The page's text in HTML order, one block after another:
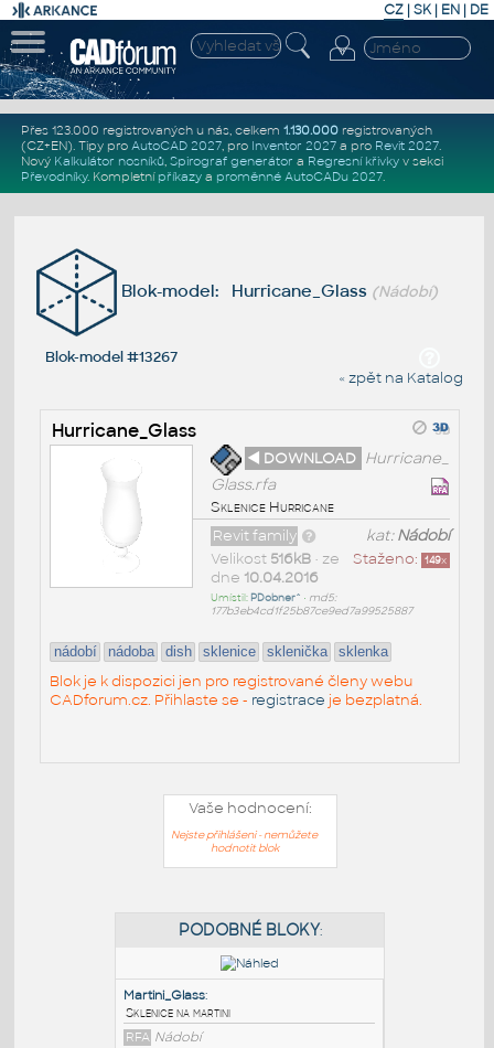
CZ | SK| EN | DE
Přes 123.000 registrovaných u nás, celkem 1.130.000registrovaných
(CZ+EN). Tipy pro AutoCAD 2027, pro Inventor 2027a pro Revit 2027.
Nový Kalkulátor nosníků, Spirograf generátor a Regresní křivkyv sekci
Převodníky. Kompletní příkazya proměnné AutoCADu 2027.
Blok-model: Hurricane_Glass (Nádobí)
Blok-model #13267
« zpět na Katalog
Hurricane_Glass
◄ DOWNLOAD Hurricane_
Glass.rfa
Sklenice Hurricane
kat:Nádobí
Revit family
Staženo: 149x
Velikost 516kB• ze
dne 10.04.2016
Umístil: PDobner^ • md5:
177b3eb4cd1f25b87ce9ed7a99525887
nádobí nádoba dish sklenice sklenička sklenka
Blok je k dispozici jen pro registrované členy webu
CADforum.cz. Přihlaste se - registrace je bezplatná.
Vaše hodnocení:
Nejste přihlášeni - nemůžete
hodnotit blok